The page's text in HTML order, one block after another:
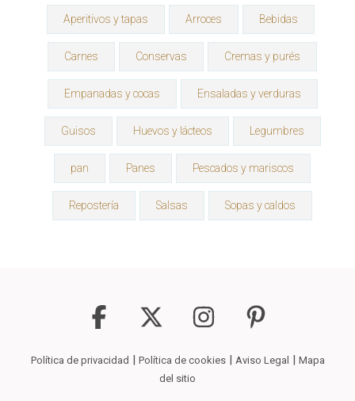
Aperitivos y tapas Arroces Bebidas
Carnes Conservas Cremas y purés
Empanadas y cocas Ensaladas y verduras
Guisos Huevos y lácteos Legumbres
pan Panes Pescados y mariscos
Repostería Salsas Sopas y caldos
Política de privacidad | Política de cookies| Aviso Legal | Mapa
del sitio